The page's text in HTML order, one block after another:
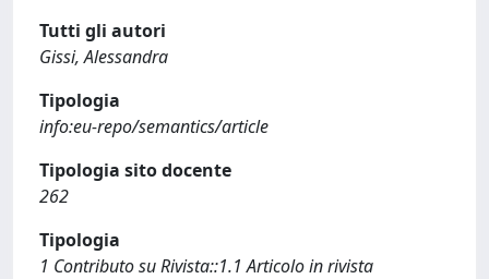
Tutti gli autori
Gissi, Alessandra
Tipologia
info:eu-repo/semantics/article
Tipologia sito docente
262
Tipologia
1 Contributo su Rivista::1.1 Articolo in rivista